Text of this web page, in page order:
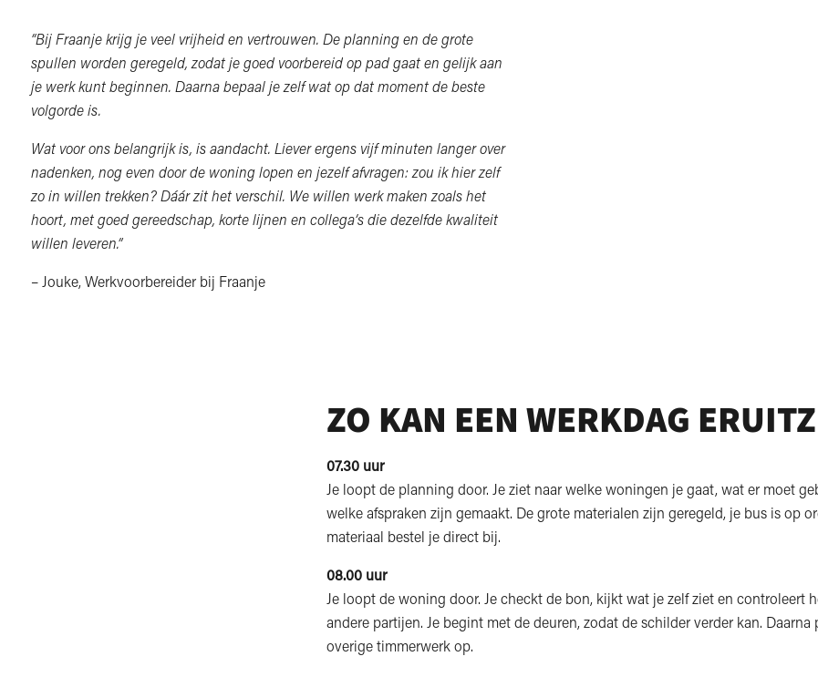
“Bij Fraanje krijg je veel vrijheid en vertrouwen. De planning en de grote
spullen worden geregeld, zodat je goed voorbereid op pad gaat en gelijk aan
je werk kunt beginnen. Daarna bepaal je zelf wat op dat moment de beste
volgorde is.
Wat voor ons belangrijk is, is aandacht. Liever ergens vijf minuten langer over
nadenken, nog even door de woning lopen en jezelf afvragen: zou ik hier zelf
zo in willen trekken? Dáár zit het verschil. We willen werk maken zoals het
hoort, met goed gereedschap, korte lijnen en collega’s die dezelfde kwaliteit
willen leveren.”
– Jouke, Werkvoorbereider bij Fraanje
ZO KAN EEN WERKDAG
07.30 uur
Je loopt de planning door. Je ziet naar welke woningen je gaat, wat er moet
welke afspraken zijn gemaakt. De grote materialen zijn geregeld, je bus is op
materiaal bestel je direct bij.
08.00 uur
Je loopt de woning door. Je checkt de bon, kijkt wat je zelf ziet en controleert
andere partijen. Je begint met de deuren, zodat de schilder verder kan. Daarna
overige timmerwerk op.